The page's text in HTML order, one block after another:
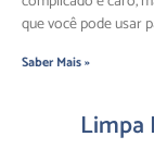
que você pode usar
Saber Mais »
Limpa